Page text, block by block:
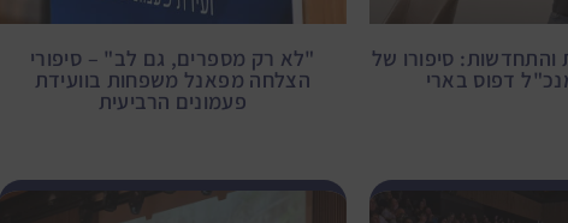
והתחדשות: סיפורו של
דפוס בארי
"לא רק מספרים, גם לב" – סיפורי
הצלחה מפאנל משפחות בוועידת
פעמונים הרביעית